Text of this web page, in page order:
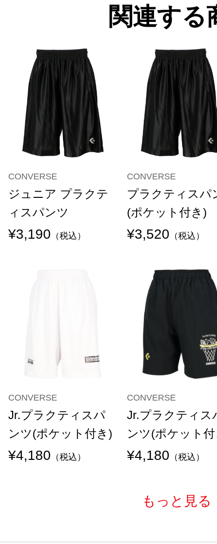
関連する
CONVERSE
ジュニア プラクテ
ィスパンツ
¥3,190 （税込）
CONVERSE
プラクティスパ
(ポケット付き)
¥3,520 （税込）
CONVERSE
Jr.プラクティスパ
ンツ(ポケット付き)
¥4,180 （税込）
CONVERSE
Jr.プラクティス
ンツ(ポケット
¥4,180 （税込）
もっと見る